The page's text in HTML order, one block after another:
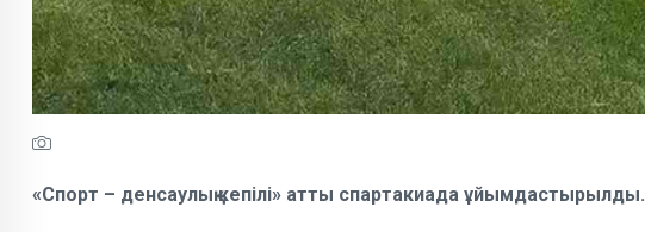
«Спорт – денсаулық кепілі» атты спартакиада ұйымдастырылды.